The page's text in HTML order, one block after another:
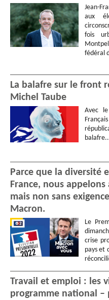
Jean-
aux
fois
fédéral
La balafre sur le front
Michel Taube
Avec
Parce que la diversité
France, nous
mais non sans
Macron.
Le
crise
pays et
Travail et emploi : les
programme national –